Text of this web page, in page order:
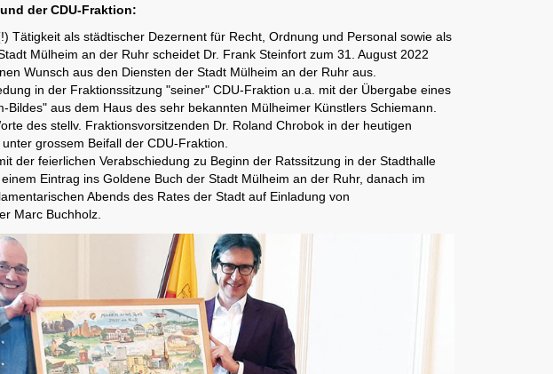
der CDU-Fraktion:
Tätigkeit als städtischer Dezernent für Recht, Ordnung und Personal sowie als
Mülheim an der Ruhr scheidet Dr. Frank Steinfort zum 31. August 2022
Wunsch aus den Diensten der Stadt Mülheim an der Ruhr aus.
in der Fraktionssitzung "seiner" CDU-Fraktion u.a. mit der Übergabe eines
Bildes" aus dem Haus des sehr bekannten Mülheimer Künstlers Schiemann.
des stellv. Fraktionsvorsitzenden Dr. Roland Chrobok in der heutigen
grossem Beifall der CDU-Fraktion.
der feierlichen Verabschiedung zu Beginn der Ratssitzung in der Stadthalle
Eintrag ins Goldene Buch der Stadt Mülheim an der Ruhr, danach im
Abends des Rates der Stadt auf Einladung von
Marc Buchholz.